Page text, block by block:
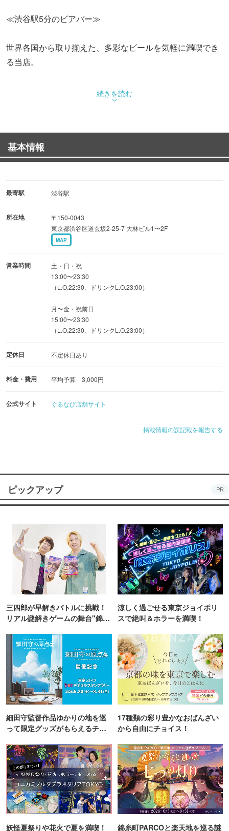
≪渋谷駅5分のビアバー≫
世界各国から取り揃えた、多彩なビールを気軽に満喫でき
る当店。
約120種類のボトルや10タップ以上の樽ビールをご自由に
≪宴会コース≫
◆ドイツ生ビール9種類2H飲み放題◆ナチョスやソーセー
◆ドイツ生ビール9種類2H飲み放題のみ◆3,300円〜
お料理は窯で焼き上げるナポリピッツァをメインに、アヒ
ージョやサラダなどのおつまみメニューも充実。
もご用意しております◎
けの2階席を完備。
多彩なシーンでご活用ください♪
続きを読む
基本情報
最寄駅 渋谷駅
所在地
〒150-0043
東京都渋谷区道玄坂2-25-7 大林ビル1〜2F
MAP
営業時間
土・日・祝
13:00〜23:30
（L.O.22:30、ドリンクL.O.23:00）
月〜金・祝前日
15:00〜23:30
（L.O.22:30、ドリンクL.O.23:00）
定休日 不定休日あり
料金・費用 平均予算 3,000円
公式サイト ぐるなび店舗サイト
掲載情報の誤記載を報告する
ピックアップ PR
三四郎が早解きバトルに挑戦！
リアル謎解きゲームの舞台"錦糸
涼しく過ごせる東京ジョイポリ
スで絶叫＆ホラーを満喫！
細田守監督作品ゆかりの地を巡
って限定グッズがもらえるチャ
17種類の彩り豊かなおばんざい
から自由にチョイス！
妖怪夏祭りや花火で夏を満喫！ 錦糸町PARCOと楽天地を巡る謎